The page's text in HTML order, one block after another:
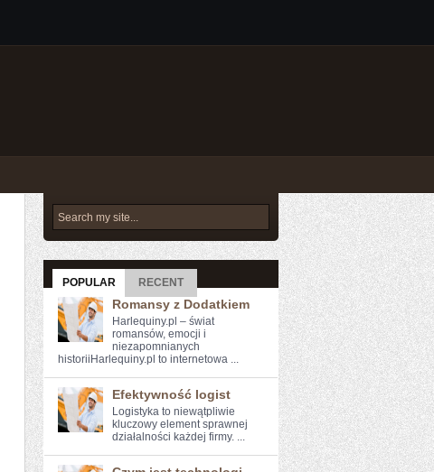
POPULAR RECENT
Romansy z Dodatkiem
Harlequiny.pl – świat
romansów, emocji i
niezapomnianych
historiiHarlequiny.pl to internetowa ...
Efektywność logist
Logistyka to niewątpliwie
kluczowy element sprawnej
działalności każdej firmy. ...